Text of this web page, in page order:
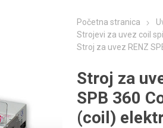
Početna stranica
Strojevi za uvez coil
Stroj za uvez RENZ
Stroj za
SPB 360
(coil)